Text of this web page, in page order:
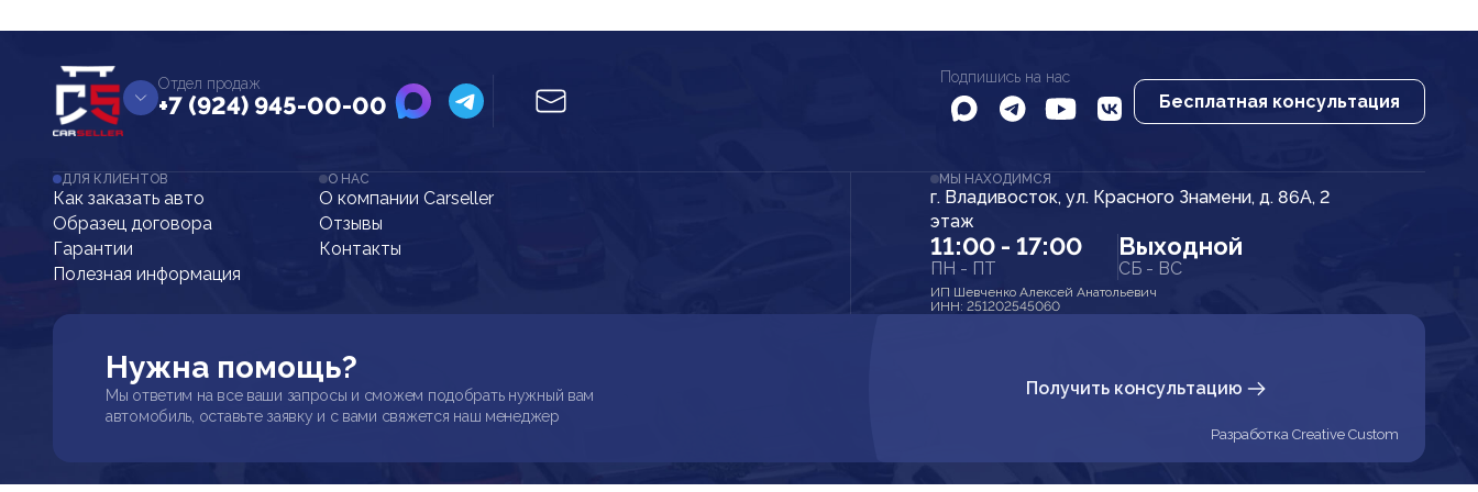
Отдел продаж
+7 (924) 945-00-00
Подпишись на нас
Бесплатная консультация
ДЛЯ КЛИЕНТОВ
Как заказать авто
Образец договора
Гарантии
Полезная информация
О НАС
О компании Carseller
Отзывы
Контакты
МЫ НАХОДИМСЯ
г. Владивосток, ул. Красного Знамени, д. 86А, 2
этаж
11:00 - 17:00
ПН - ПТ
Выходной
СБ - ВС
ИП Шевченко Алексей Анатольевич
ИНН: 251202545060
Нужна помощь?
Мы ответим на все ваши запросы и сможем подобрать нужный вам
автомобиль, оставьте заявку и с вами свяжется наш менеджер
Получить консультацию
Разработка Creative Custom